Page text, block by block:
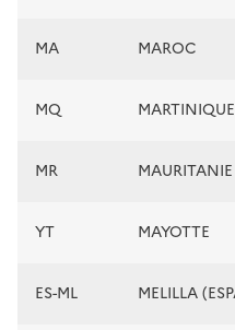
MA MAROC
MQ MARTINIQUE
MR MAURITANIE
YT MAYOTTE
ES-ML MELILLA